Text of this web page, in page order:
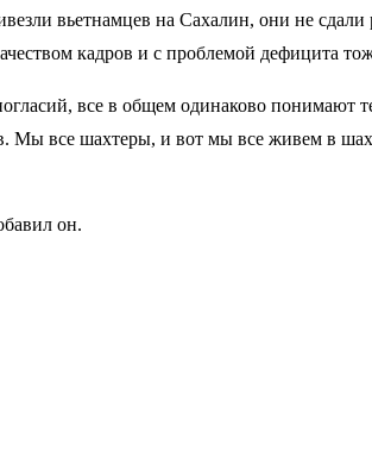
вьетнамцев на Сахалин, они не
кадров и с проблемой дефицита
все в общем одинаково понимают
Мы все шахтеры, и вот мы все живем в
он.